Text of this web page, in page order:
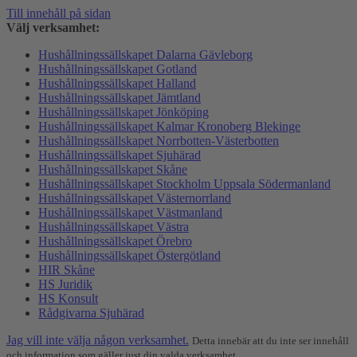
Till innehåll på sidan
Välj verksamhet:
Hushållningssällskapet Dalarna Gävleborg
Hushållningssällskapet Gotland
Hushållningssällskapet Halland
Hushållningssällskapet Jämtland
Hushållningssällskapet Jönköping
Hushållningssällskapet Kalmar Kronoberg Blekinge
Hushållningssällskapet Norrbotten-Västerbotten
Hushållningssällskapet Sjuhärad
Hushållningssällskapet Skåne
Hushållningssällskapet Stockholm Uppsala Södermanland
Hushållningssällskapet Västernorrland
Hushållningssällskapet Västmanland
Hushållningssällskapet Västra
Hushållningssällskapet Örebro
Hushållningssällskapet Östergötland
HIR Skåne
HS Juridik
HS Konsult
Rådgivarna Sjuhärad
Jag vill inte välja någon verksamhet. Detta innebär att du inte ser innehåll